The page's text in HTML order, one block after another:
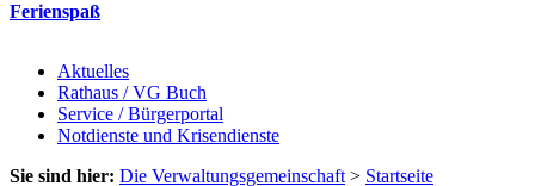
Ferienspaß
Aktuelles
Rathaus / VG Buch
Service / Bürgerportal
Notdienste und Krisendienste
Sie sind hier: Die Verwaltungsgemeinschaft > Startseite